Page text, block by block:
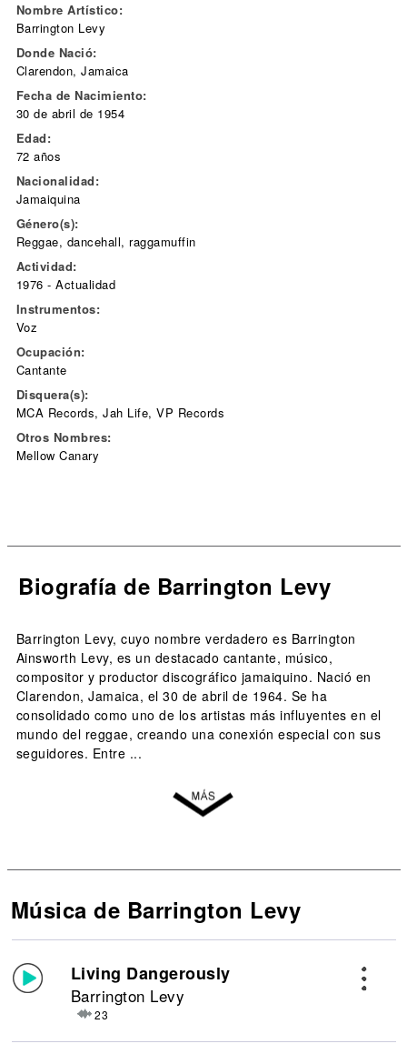
Nombre Artístico:
Barrington Levy
Donde Nació:
Clarendon, Jamaica
Fecha de Nacimiento:
30 de abril de 1954
Edad:
72 años
Nacionalidad:
Jamaiquina
Género(s):
Reggae, dancehall, raggamuffin
Actividad:
1976 - Actualidad
Instrumentos:
Voz
Ocupación:
Cantante
Disquera(s):
MCA Records, Jah Life, VP Records
Otros Nombres:
Mellow Canary
Biografía de Barrington Levy
Barrington Levy, cuyo nombre verdadero es Barrington
Ainsworth Levy, es un destacado cantante, músico,
compositor y productor discográfico jamaiquino. Nació en
Clarendon, Jamaica, el 30 de abril de 1964. Se ha
consolidado como uno de los artistas más influyentes en el
mundo del reggae, creando una conexión especial con sus
seguidores. Entre ...
Música de Barrington Levy
Living Dangerously
Barrington Levy
23